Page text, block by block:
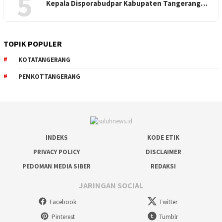
Kepala Disporabudpar Kabupaten Tangerang…
TOPIK POPULER
KOTATANGERANG
PEMKOTTANGERANG
INDEKS
KODE ETIK
PRIVACY POLICY
DISCLAIMER
PEDOMAN MEDIA SIBER
REDAKSI
JARINGAN SOCIAL
Facebook
Twitter
Pinterest
Tumblr